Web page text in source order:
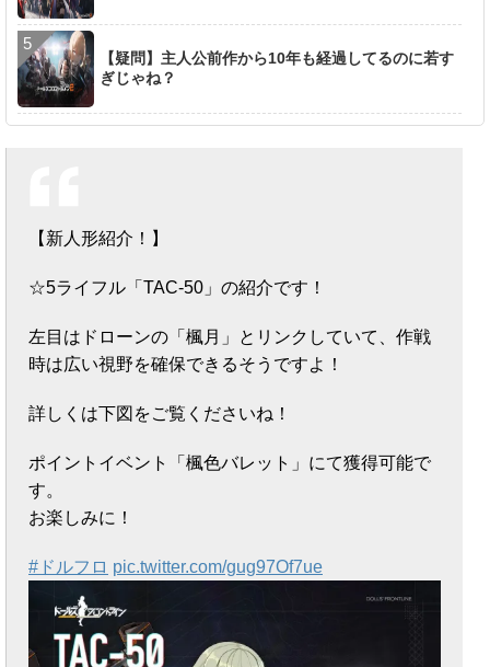
【疑問】主人公前作から10年も経過してるのに若す
ぎじゃね？
【新人形紹介！】
☆5ライフル「TAC-50」の紹介です！
左目はドローンの「楓月」とリンクしていて、作戦
時は広い視野を確保できるそうですよ！
詳しくは下図をご覧くださいね！
ポイントイベント「楓色バレット」にて獲得可能で
す。
お楽しみに！
#ドルフロ pic.twitter.com/gug97Of7ue